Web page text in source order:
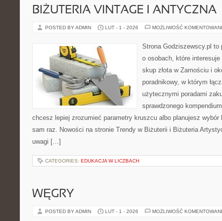
BIŻUTERIA VINTAGE I ANTYCZNA
POSTED BY ADMIN LUT - 1 - 2026 MOŻLIWOŚĆ
Strona Godziszewscy.pl to
o osobach, które
skup złota w Zamościu i
poradnikowy, w którym
użytecznymi poradami
sprawdzonego
chcesz lepiej zrozumieć parametry kruszcu albo planujesz
sam raz. Nowości na stronie Trendy w Biżuterii i Biżuteria
uwagi […]
CATEGORIES: EDUKACJA W LICZBACH
WĘGRY
POSTED BY ADMIN LUT - 1 - 2026 MOŻLIWOŚĆ